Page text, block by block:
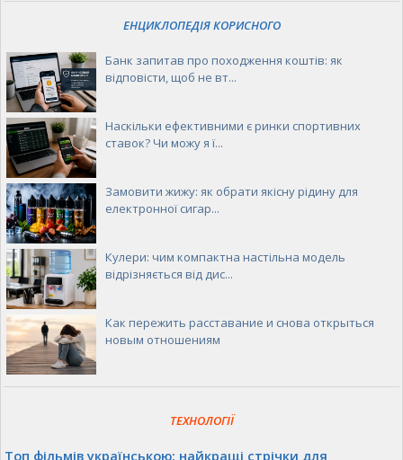
ЕНЦИКЛОПЕДІЯ КОРИСНОГО
Банк запитав про походження коштів: як
відповісти, щоб не вт...
Наскільки ефективними є ринки спортивних
ставок? Чи можу я ї...
Замовити жижу: як обрати якісну рідину для
електронної сигар...
Кулери: чим компактна настільна модель
відрізняється від дис...
Как пережить расставание и снова открыться
новым отношениям
ТЕХНОЛОГІЇ
Топ фільмів українською: найкращі стрічки для